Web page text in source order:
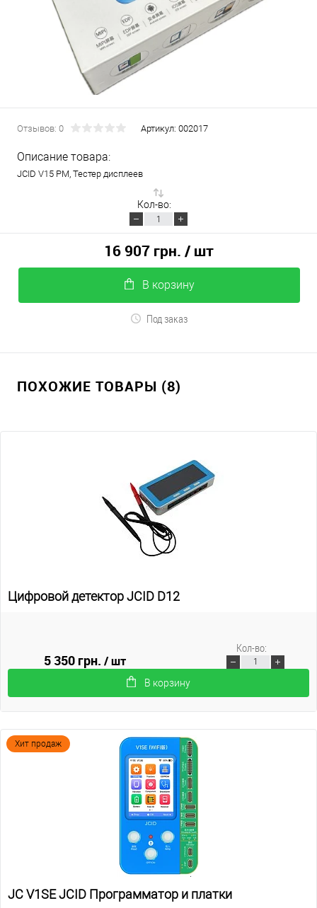
Отзывов: 0 Артикул: 002017
Описание товара:
JCID V15 PM, Тестер дисплеев
Кол-во:
16 907 грн. / шт
В корзину
Под заказ
ПОХОЖИЕ ТОВАРЫ (8)
Цифровой детектор JCID D12
5 350 грн./ шт
В корзину
Кол-во:
Хит продаж
JC V1SE JCID Программатор и платки